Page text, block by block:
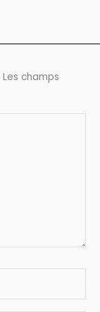
Les champs